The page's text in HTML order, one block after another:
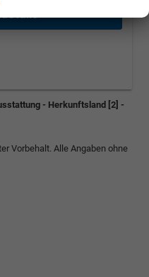
- Herkunftsland [2] -
Vorbehalt. Alle Angaben ohne